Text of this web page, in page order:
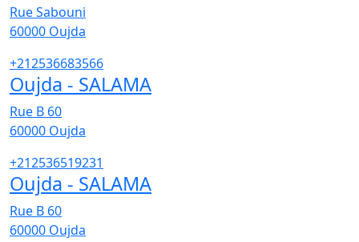
Rue Sabouni
60000 Oujda
+212536683566
Oujda - SALAMA
Rue B 60
60000 Oujda
+212536519231
Oujda - SALAMA
Rue B 60
60000 Oujda